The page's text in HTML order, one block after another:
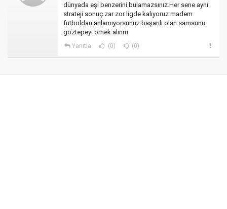
dünyada eşi benzerini bulamazsınız.Her sene aynı
strateji sonuç zar zor ligde kalıyoruz madem
futboldan anlamıyorsunuz başarılı olan samsunu
göztepeyi örnek alınm
Yanıtla (0) (0)